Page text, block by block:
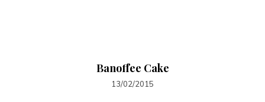
Banoffee Cake
13/02/2015